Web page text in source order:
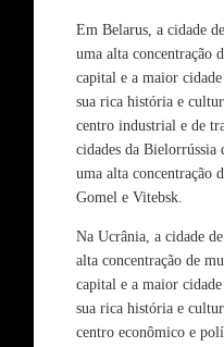
Em Belarus, a cidade
uma alta concentração
capital e a maior
sua rica história e
centro industrial e de
cidades da Bielorrússia
uma alta concentração
Gomel e Vitebsk.
Na Ucrânia, a cidade
alta concentração de
capital e a maior
sua rica história e
centro econômico e